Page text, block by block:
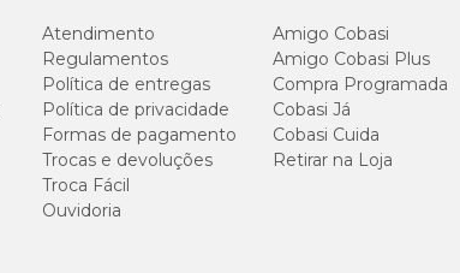
Atendimento
Regulamentos
Política de entregas
Política de privacidade
Formas de pagamento
Trocas e devoluções
Troca Fácil
Ouvidoria
Amigo Cobasi
Amigo Cobasi Plus
Compra Programada
Cobasi Já
Cobasi Cuida
Retirar na Loja